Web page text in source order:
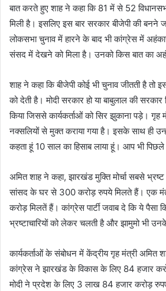
बात करते हुए शाह ने कहा कि 81 में से 52
मिली है। इसलिए इस बार सरकार बीजेपी की बनने
लोकसभा चुनाव में हारने के बाद भी कांग्रेस में
संसद में देखने को मिला है। उनको किस बात का
शाह ने कहा कि बीजेपी कोई भी चुनाव जीतती है तो
को देती है। मोदी सरकार हो या बाबुलाल की सरकार
किया जिससे कार्यकर्ताओं को सिर झुकाना पड़े। गृह
नक्सलियों से मुक्त कराया गया है। इसके साथ ही
कहता हूं 10 साल का हिसाब लाया हूं। आप भी पिछले
अमित शाह ने कहा, झारखंड मुक्ति मोर्चा सबसे
सांसद के घर से 300 करोड़ रुपये मिलते हैं। एक
करोड़ मिलतें हैं। कांग्रेस पार्टी जवाब दे कि ये पैसा
भ्रष्टाचारियों को लेकर चलती है और झामुमो भी
कार्यकर्ताओं के संबोधन में केंद्रीय गृह मंत्री अमित
कांग्रेस ने झारखंड के विकास के लिए 84 हजार
मोदी ने प्रदेश के लिए 3 लाख 84 हजार करोड़